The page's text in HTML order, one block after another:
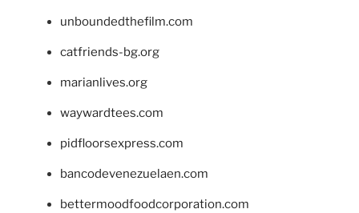
unboundedthefilm.com
catfriends-bg.org
marianlives.org
waywardtees.com
pidfloorsexpress.com
bancodevenezuelaen.com
bettermoodfoodcorporation.com